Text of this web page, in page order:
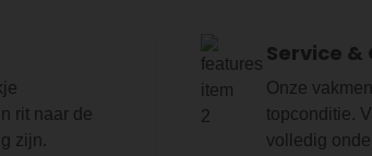
rit naar de
zijn.
Service &
Onze
topconditie.
volledig